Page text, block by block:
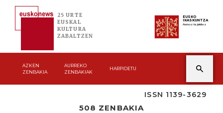
25 URTE
EUSKAL
KULTURA
ZABALTZEN
EUSKO
IKASKUNTZA
Asmoz ta jakitez
AZKEN
ZENBAKIA
AURREKO
ZENBAKIAK
HARPIDETU
ISSN 1139-3629
508 ZENBAKIA